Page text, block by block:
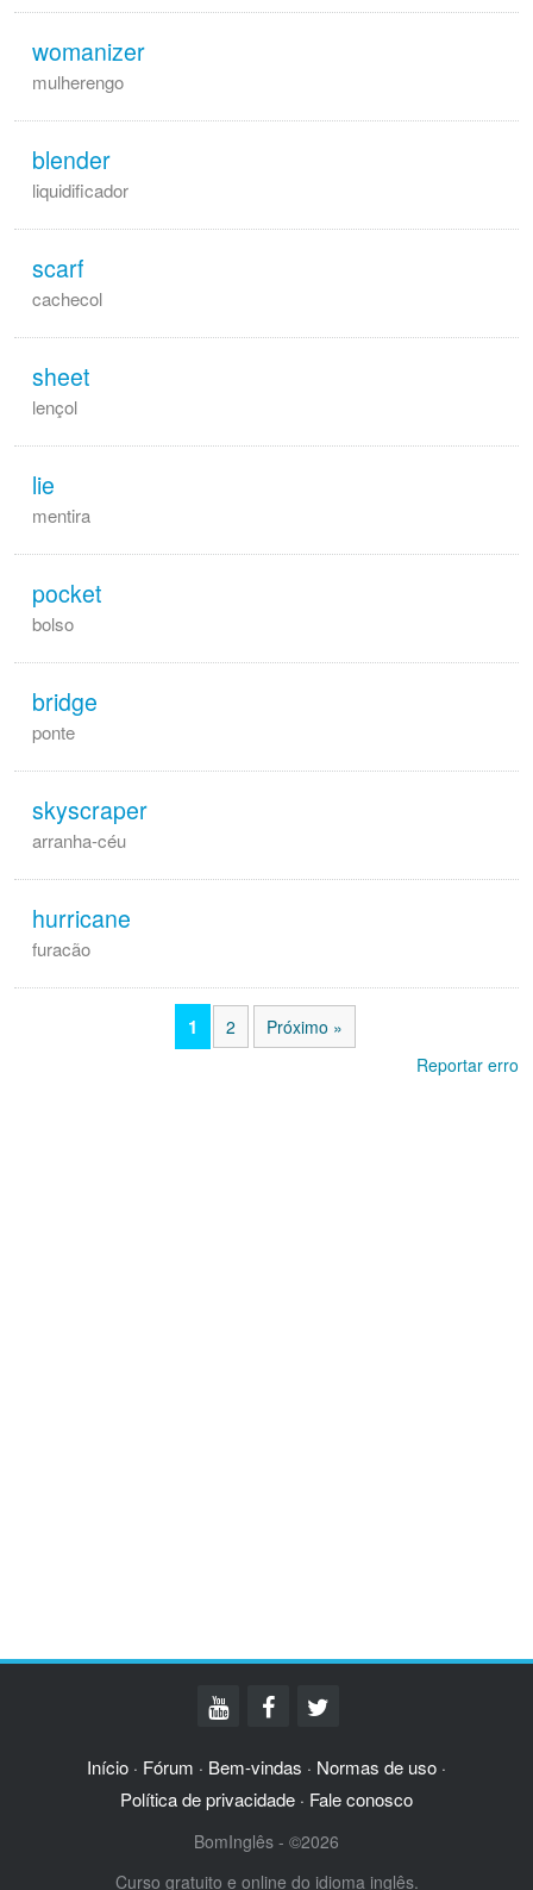
womanizer
mulherengo
blender
liquidificador
scarf
cachecol
sheet
lençol
lie
mentira
pocket
bolso
bridge
ponte
skyscraper
arranha-céu
hurricane
furacão
1 2
Próximo »
Reportar erro
Início · Fórum · Bem-vindas · Normas de uso ·
Política de privacidade · Fale conosco
BomInglês - ©2026
Curso gratuito e online do idioma inglês.